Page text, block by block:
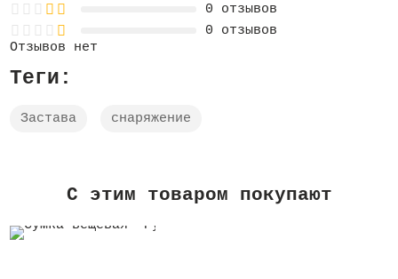
0 отзывов
0 отзывов
Отзывов нет
Теги:
Застава снаряжение
C этим товаром покупают